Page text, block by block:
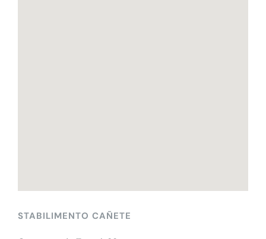
STABILIMENTO CAÑETE